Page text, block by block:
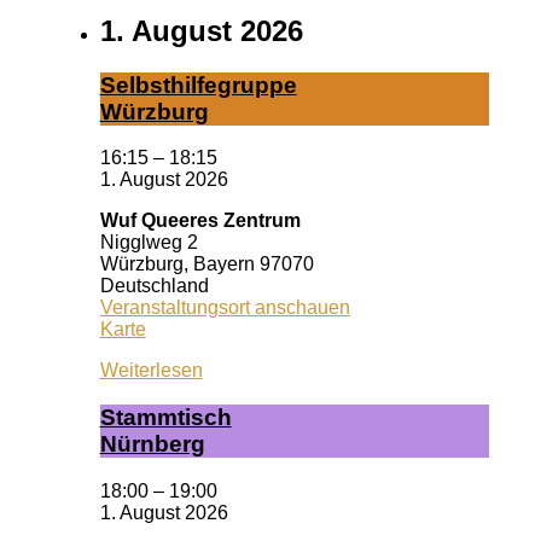
1. August 2026
Selbst­hil­fe­grup­pe
Würz­burg
16:15 – 18:15
1. August 2026
Wuf Queeres Zentrum
Nigglweg 2
Würzburg, Bayern 97070
Deutschland
Veranstaltungsort anschauen
KarteWuf
Zentrum
Weiterlesen
Stamm­tisch
Nürn­berg
18:00 – 19:00
1. August 2026